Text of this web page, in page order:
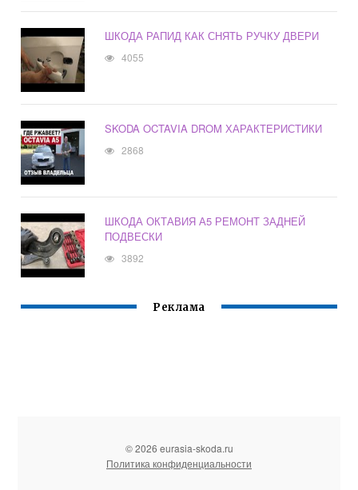
ШКОДА РАПИД КАК СНЯТЬ РУЧКУ ДВЕРИ
4055
SKODA OCTAVIA DROM ХАРАКТЕРИСТИКИ
2868
ШКОДА ОКТАВИЯ А5 РЕМОНТ ЗАДНЕЙ
ПОДВЕСКИ
3892
Реклама
© 2026 eurasia-skoda.ru
Политика конфиденциальности